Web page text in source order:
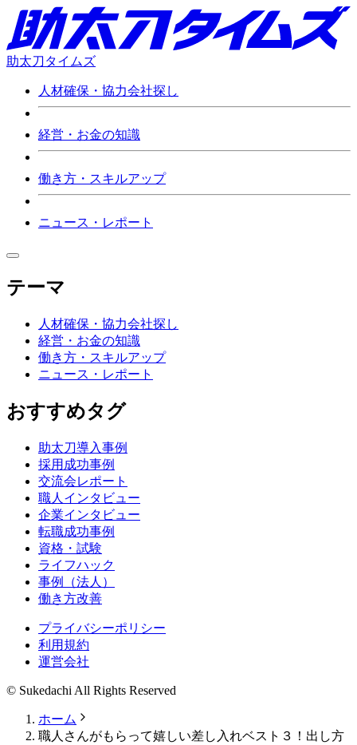
助太刀タイムズ
人材確保・協力会社探し
経営・お金の知識
働き方・スキルアップ
ニュース・レポート
テーマ
人材確保・協力会社探し
経営・お金の知識
働き方・スキルアップ
ニュース・レポート
おすすめタグ
助太刀導入事例
採用成功事例
交流会レポート
職人インタビュー
企業インタビュー
転職成功事例
資格・試験
ライフハック
事例（法人）
働き方改善
プライバシーポリシー
利用規約
運営会社
© Sukedachi All Rights Reserved
ホーム
職人さんがもらって嬉しい差し入れベスト３！出し方